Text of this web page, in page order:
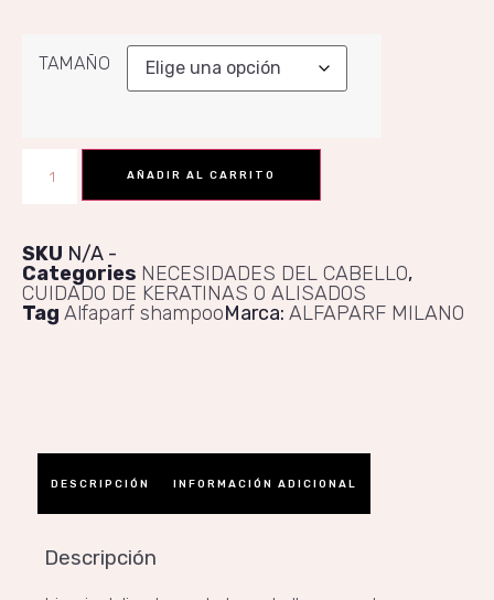
TAMAÑO
AÑADIR AL CARRITO
SKU N/A
Categories NECESIDADES DEL CABELLO,
CUIDADO DE KERATINAS O ALISADOS
Tag Alfaparf shampooMarca: ALFAPARF MILANO
DESCRIPCIÓN INFORMACIÓN ADICIONAL
Descripción